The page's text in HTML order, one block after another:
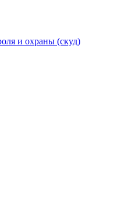
и охраны (скуд)